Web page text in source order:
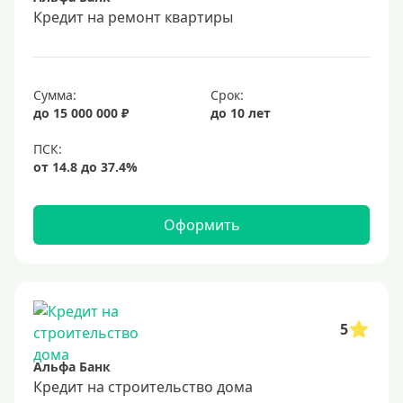
Срок
Долгосрочные
2 года
3 года
4 года
9 лет
10 лет
15 лет
Кредит на ремонт квартиры
Сумма:
до 15 000 000 ₽
Срок:
до 10 лет
Оформить
5
Альфа Банк
Кредит на строительство дома